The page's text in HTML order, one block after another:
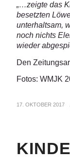
„…zeigte das
besetzten
unterhaltsam,
noch nichts
wieder
Den
Fotos: WMJK
17. OKTOBER 2017